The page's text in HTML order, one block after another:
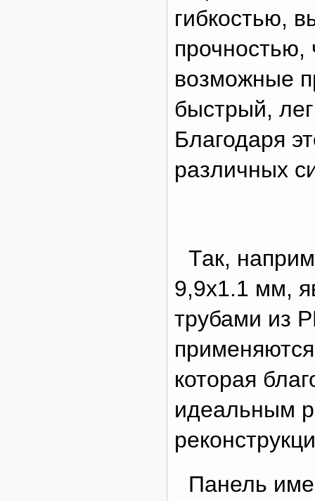
гибкостью,
возможные
быстрый,
Благодаря
различных
Так,
9,9x1.1 мм,
трубами из
которая
идеальным
Панель